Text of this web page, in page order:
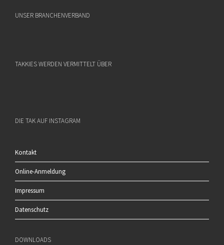
UNSER BRANCHENVERBAND
TAKKIES WERDEN VERMITTELT ÜBER
DIE TAK AUF INSTAGRAM
Kontakt
Online-Anmeldung
Impressum
Datenschutz
DOWNLOADS